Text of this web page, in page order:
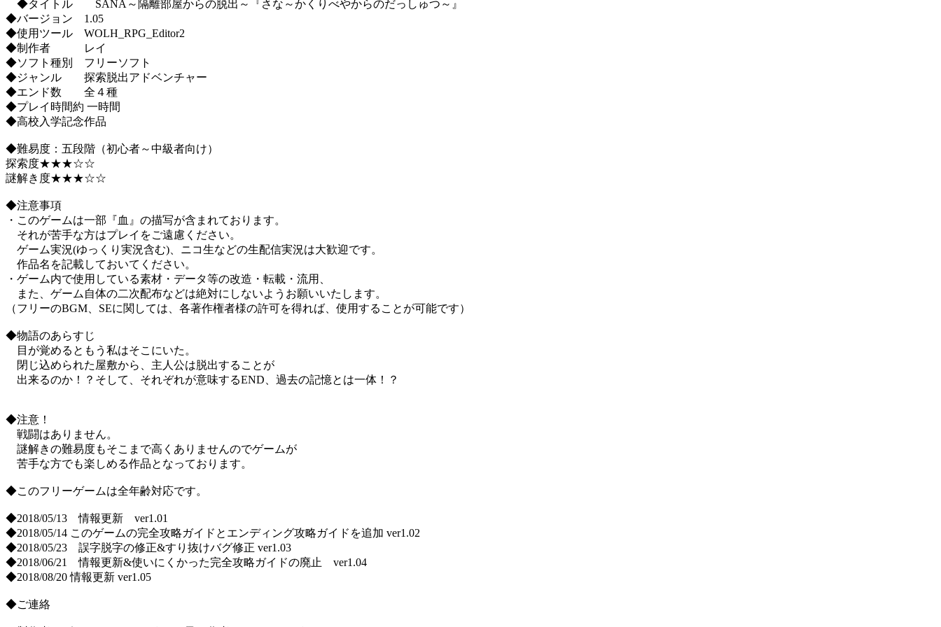
◆タイトル SANA～隔離部屋からの脱出～『さな～かくりべやからのだっしゅつ～』
◆バージョン 1.05
◆使用ツール WOLH_RPG_Editor2
◆制作者 レイ
◆ソフト種別 フリーソフト
◆ジャンル 探索脱出アドベンチャー
◆エンド数 全４種
◆プレイ時間約 一時間
◆高校入学記念作品
◆難易度：五段階（初心者～中級者向け）
探索度★★★☆☆
謎解き度★★★☆☆
◆注意事項
・このゲームは一部『血』の描写が含まれております。
それが苦手な方はプレイをご遠慮ください。
ゲーム実況(ゆっくり実況含む)、ニコ生などの生配信実況は大歓迎です。
作品名を記載しておいてください。
・ゲーム内で使用している素材・データ等の改造・転載・流用、
また、ゲーム自体の二次配布などは絶対にしないようお願いいたします。
（フリーのBGM、SEに関しては、各著作権者様の許可を得れば、使用することが可能です）
◆物語のあらすじ
目が覚めるともう私はそこにいた。
閉じ込められた屋敷から、主人公は脱出することが
出来るのか！？そして、それぞれが意味するEND、過去の記憶とは一体！？
◆注意！
戦闘はありません。
謎解きの難易度もそこまで高くありませんのでゲームが
苦手な方でも楽しめる作品となっております。
◆このフリーゲームは全年齢対応です。
◆2018/05/13 情報更新 ver1.01
◆2018/05/14 このゲームの完全攻略ガイドとエンディング攻略ガイドを追加 ver1.02
◆2018/05/23 誤字脱字の修正&すり抜けバグ修正 ver1.03
◆2018/06/21 情報更新&使いにくかった完全攻略ガイドの廃止 ver1.04
◆2018/08/20 情報更新 ver1.05
◆ご連絡